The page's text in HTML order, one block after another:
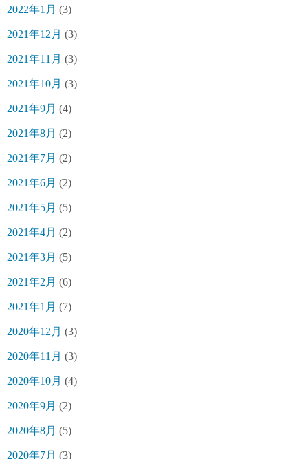
2022年1月 (3)
2021年12月 (3)
2021年11月 (3)
2021年10月 (3)
2021年9月 (4)
2021年8月 (2)
2021年7月 (2)
2021年6月 (2)
2021年5月 (5)
2021年4月 (2)
2021年3月 (5)
2021年2月 (6)
2021年1月 (7)
2020年12月 (3)
2020年11月 (3)
2020年10月 (4)
2020年9月 (2)
2020年8月 (5)
2020年7月 (3)